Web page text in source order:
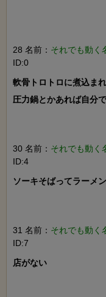
28 名前： それでも動く
ID:0
軟骨トロトロに煮込ま
圧力鍋とかあれば自分
30 名前： それでも動く
ID:4
ソーキそばってラーメ
31 名前： それでも動く
ID:7
店がない